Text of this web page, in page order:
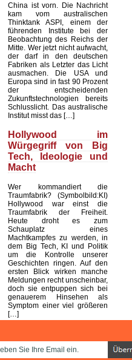
China ist vorn. Die Nachricht
kam vom australischen
Thinktank ASPI, einem der
führenden Institute bei der
Beobachtung des Reichs der
Mitte. Wer jetzt nicht aufwacht,
der darf in den deutschen
Fabriken als Letzter das Licht
ausmachen. Die USA und
Europa sind in fast 90 Prozent
der entscheidenden
Zukunftstechnologien bereits
Schlusslicht. Das australische
Institut misst das […]
Hollywood im
Würgegriff von Big
Tech, Ideologie und
Macht
Wer kommandiert die
Traumfabrik? (Symbolbild:KI)
Hollywood war einst die
Traumfabrik der Freiheit.
Heute droht es zum
Schauplatz eines
Machtkampfes zu werden, in
dem Big Tech, KI und Politik
um die Kontrolle unserer
Geschichten ringen. Auf den
ersten Blick wirken manche
Meldungen recht unscheinbar,
doch sie entpuppen sich bei
genauerem Hinsehen als
Symptom einer viel größeren
[…]